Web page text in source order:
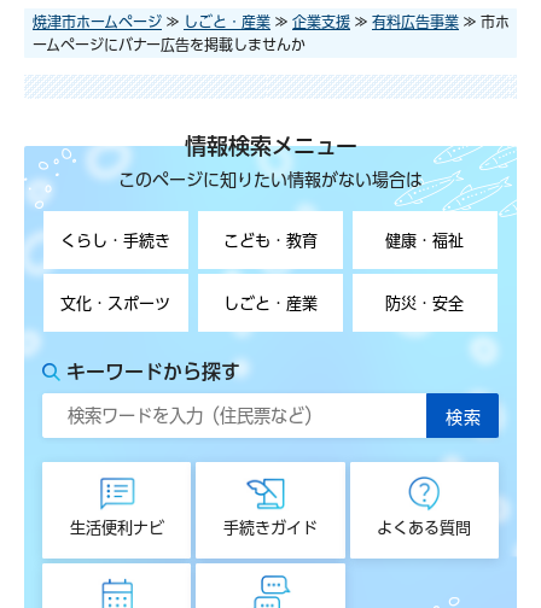
焼津市ホームページ ≫ しごと・産業 ≫ 企業支援 ≫ 有料広告事業 ≫ 市ホ
ームページにバナー広告を掲載しませんか
情報検索メニュー
このページに知りたい情報がない場合は
くらし・手続き こども・教育 健康・福祉
文化・スポーツ しごと・産業 防災・安全
キーワードから探す
生活便利ナビ 手続きガイド よくある質問